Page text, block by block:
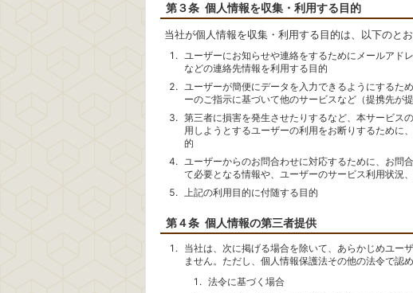
第３条 個人情報を収集・利用する目的
当社が個人情報を収集・利用する目的は、以下のとお
ユーザーにお知らせや連絡をするためにメールアド
などの連絡先情報を利用する目的
ユーザーが簡便にデータを入力できるようにするた
ーのご指示に基づいて他のサービスなど（提携先が
第三者に損害を発生させたりするなど、本サービス
用しようとするユーザーの利用をお断りするために
的
ユーザーからのお問合わせに対応するために、お問
て必要となる情報や、ユーザーのサービス利用状況
上記の利用目的に付随する目的
第４条 個人情報の第三者提供
当社は、次に掲げる場合を除いて、あらかじめユー
ません。ただし、個人情報保護法その他の法令で認
法令に基づく場合